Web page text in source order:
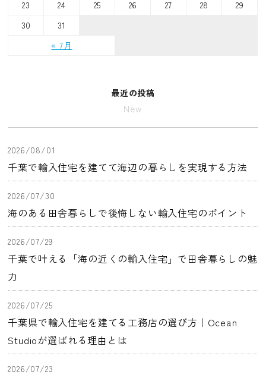
« 7月
23 24 25 26 27 28
29
30
31
最近の投稿
New
2026/08/01
千葉で輸入住宅を建てて海辺の暮らしを実現する方法
2026/07/30
海のある田舎暮らしで後悔しない輸入住宅のポイント
2026/07/29
千葉で叶える「海の近くの輸入住宅」で田舎暮らしの魅
力
2026/07/25
千葉県で輸入住宅を建てる工務店の選び方｜Ocean
Studioが選ばれる理由とは
2026/07/23